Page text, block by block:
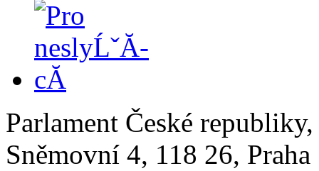
Parlament České
Sněmovní 4, 118 26,